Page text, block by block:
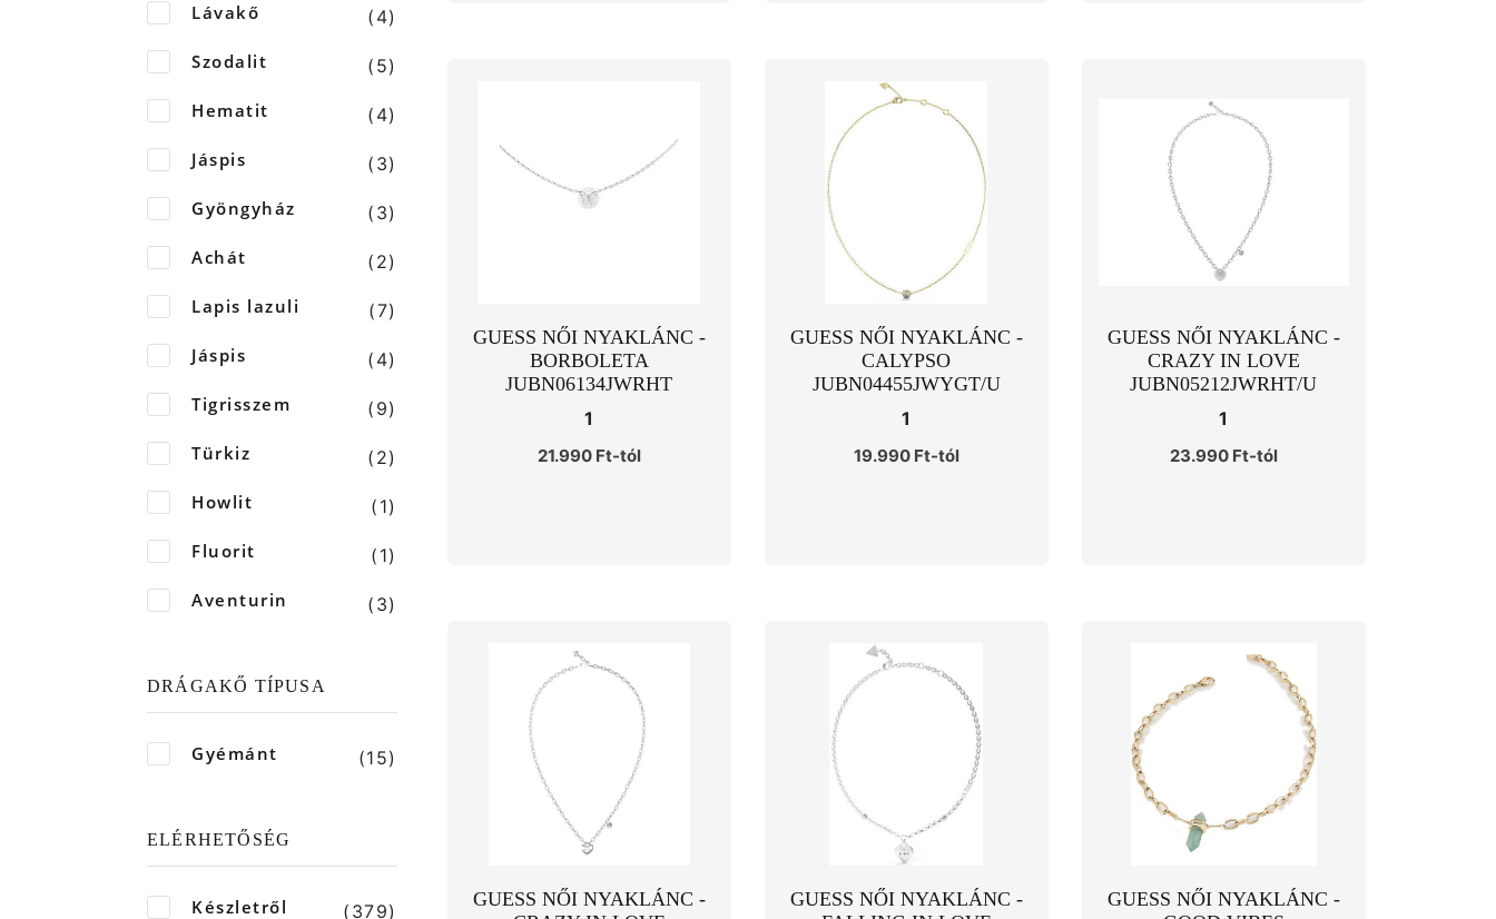
Lávakő
(4)
Szodalit
(5)
Hematit
(4)
Jáspis
(3)
Gyöngyház
(3)
Achát
(2)
Lapis lazuli
(7)
Jáspis
(4)
Tigrisszem
(9)
Türkiz
(2)
Howlit
(1)
Fluorit
(1)
Aventurin
(3)
DRÁGAKŐ TÍPUSA
Gyémánt (15)
ELÉRHETŐSÉG
Készletről (379)
GUESS NŐI NYAKLÁNC -
BORBOLETA
JUBN06134JWRHT
1
21.990 Ft-tól
GUESS NŐI NYAKLÁNC -
CALYPSO
JUBN04455JWYGT/U
1
19.990 Ft-tól
GUESS NŐI NYAKLÁNC -
CRAZY IN LOVE
JUBN05212JWRHT/U
1
23.990 Ft-tól
GUESS NŐI NYAKLÁNC -
GUESS NŐI NYAKLÁNC -
GUESS NŐI NYAKLÁNC -